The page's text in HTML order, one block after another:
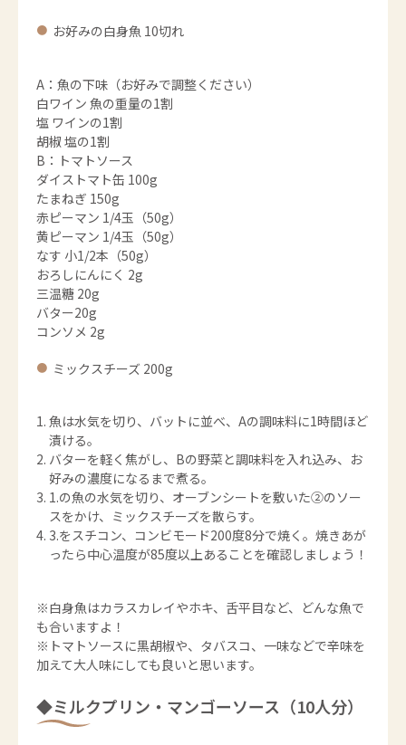
お好みの白身魚 10切れ
A：魚の下味（お好みで調整ください）
白ワイン 魚の重量の1割
塩 ワインの1割
胡椒 塩の1割
B：トマトソース
ダイストマト缶 100g
たまねぎ 150g
赤ピーマン 1/4玉（50g）
黄ピーマン 1/4玉（50g）
なす 小1/2本（50g）
おろしにんにく 2g
三温糖 20g
バター20g
コンソメ 2g
ミックスチーズ 200g
魚は水気を切り、バットに並べ、Aの調味料に1時間ほど
漬ける。
バターを軽く焦がし、Bの野菜と調味料を入れ込み、お
好みの濃度になるまで煮る。
1.の魚の水気を切り、オーブンシートを敷いた②のソー
スをかけ、ミックスチーズを散らす。
3.をスチコン、コンビモード200度8分で焼く。焼きあが
ったら中心温度が85度以上あることを確認しましょう！
※白身魚はカラスカレイやホキ、舌平目など、どんな魚で
も合いますよ！
※トマトソースに黒胡椒や、タバスコ、一味などで辛味を
加えて大人味にしても良いと思います。
◆ミルクプリン・マンゴーソース（10人分）